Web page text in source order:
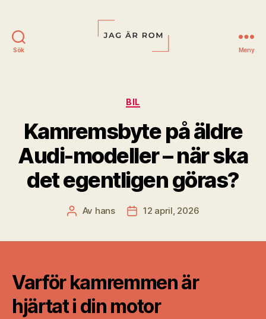
Sök Meny
Kategorier
BIL
Kamremsbyte på äldre
Audi-modeller – när ska
det egentligen göras?
Inläggsförfattare
Av hans Inläggsdatum
12 april, 2026
Varför kamremmen är
hjärtat i din motor